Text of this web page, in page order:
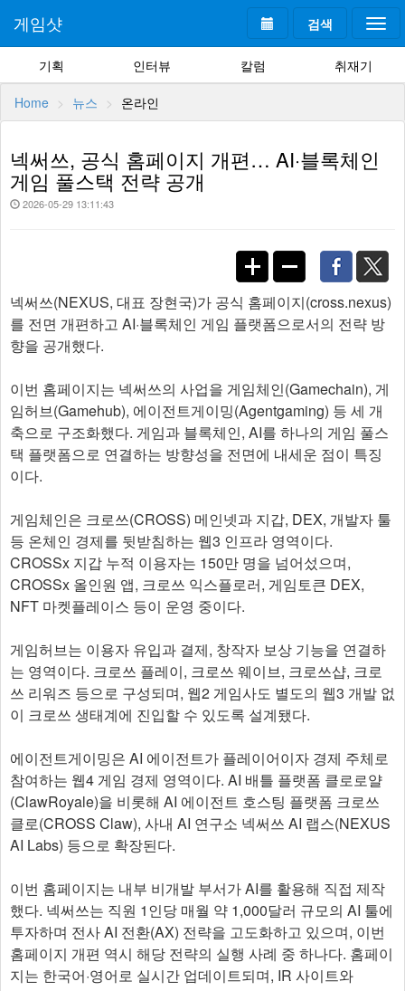
검색
게임샷
기획 인터뷰 칼럼 취재기
Home 뉴스 온라인
넥써쓰, 공식 홈페이지 개편… AI·블록체인
게임 풀스택 전략 공개
2026-05-29 13:11:43
넥써쓰(NEXUS, 대표 장현국)가 공식 홈페이지(cross.nexus)
를 전면 개편하고 AI·블록체인 게임 플랫폼으로서의 전략 방
향을 공개했다.
이번 홈페이지는 넥써쓰의 사업을 게임체인(Gamechain), 게
임허브(Gamehub), 에이전트게이밍(Agentgaming) 등 세 개
축으로 구조화했다. 게임과 블록체인, AI를 하나의 게임 풀스
택 플랫폼으로 연결하는 방향성을 전면에 내세운 점이 특징
이다.
게임체인은 크로쓰(CROSS) 메인넷과 지갑, DEX, 개발자 툴
등 온체인 경제를 뒷받침하는 웹3 인프라 영역이다.
CROSSx 지갑 누적 이용자는 150만 명을 넘어섰으며,
CROSSx 올인원 앱, 크로쓰 익스플로러, 게임토큰 DEX,
NFT 마켓플레이스 등이 운영 중이다.
게임허브는 이용자 유입과 결제, 창작자 보상 기능을 연결하
는 영역이다. 크로쓰 플레이, 크로쓰 웨이브, 크로쓰샵, 크로
쓰 리워즈 등으로 구성되며, 웹2 게임사도 별도의 웹3 개발 없
이 크로쓰 생태계에 진입할 수 있도록 설계됐다.
에이전트게이밍은 AI 에이전트가 플레이어이자 경제 주체로
참여하는 웹4 게임 경제 영역이다. AI 배틀 플랫폼 클로로얄
(ClawRoyale)을 비롯해 AI 에이전트 호스팅 플랫폼 크로쓰
클로(CROSS Claw), 사내 AI 연구소 넥써쓰 AI 랩스(NEXUS
AI Labs) 등으로 확장된다.
이번 홈페이지는 내부 비개발 부서가 AI를 활용해 직접 제작
했다. 넥써쓰는 직원 1인당 매월 약 1,000달러 규모의 AI 툴에
투자하며 전사 AI 전환(AX) 전략을 고도화하고 있으며, 이번
홈페이지 개편 역시 해당 전략의 실행 사례 중 하나다. 홈페이
지는 한국어·영어로 실시간 업데이트되며, IR 사이트와